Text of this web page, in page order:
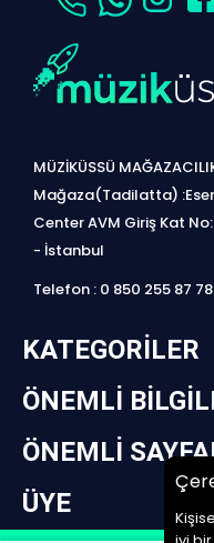
MÜZİKÜSSÜ
Mağaza(Tadilatta)
Center AVM Giriş Kat
- İstanbul
Telefon : 0 850 255 87 78
KATEGORILER
ÖNEMLI
ÖNEMLI
ÜYE